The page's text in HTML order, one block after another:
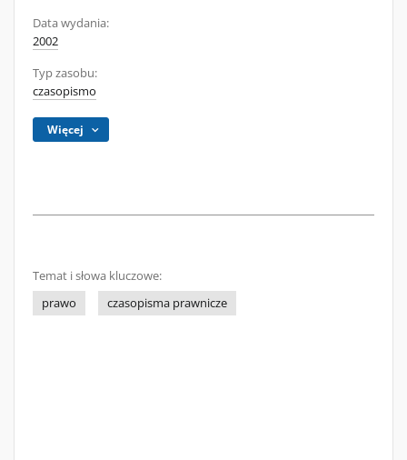
Data wydania:
2002
Typ zasobu:
czasopismo
Więcej
Temat i słowa kluczowe:
prawo
czasopisma prawnicze